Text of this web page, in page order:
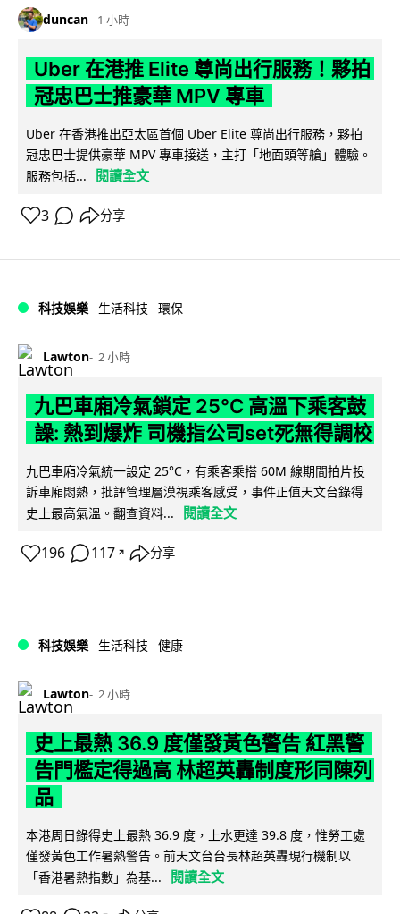
duncan 1 小時
Uber 在港推 Elite 尊尚出行服務！夥拍
冠忠巴士推豪華 MPV 專車
Uber 在香港推出亞太區首個 Uber Elite 尊尚出行服務，夥拍
冠忠巴士提供豪華 MPV 專車接送，主打「地面頭等艙」體驗。
服務包括...
閱讀全文
3 分享
科技娛樂 生活科技 環保
Lawton 2 小時
九巴車廂冷氣鎖定 25°C 高溫下乘客鼓
譟: 熱到爆炸 司機指公司set死無得調校
九巴車廂冷氣統一設定 25°C，有乘客乘搭 60M 線期間拍片投
訴車廂悶熱，批評管理層漠視乘客感受，事件正值天文台錄得
史上最高氣溫。翻查資料...
閱讀全文
196 117 ↗ 分享
科技娛樂 生活科技 健康
Lawton 2 小時
史上最熱 36.9 度僅發黃色警告 紅黑警
告門檻定得過高 林超英轟制度形同陳列
品
本港周日錄得史上最熱 36.9 度，上水更達 39.8 度，惟勞工處
僅發黃色工作暑熱警告。前天文台台長林超英轟現行機制以
「香港暑熱指數」為基...
閱讀全文